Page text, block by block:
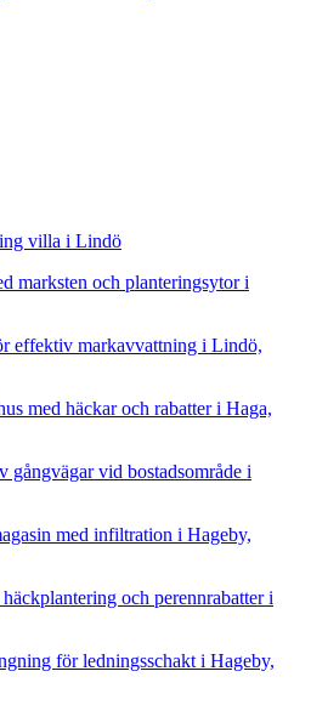
villa i Lindö
marksten och planteringsytor i
effektiv markavvattning i Lindö,
med häckar och rabatter i Haga,
gångvägar vid bostadsområde i
med infiltration i Hageby,
och perennrabatter i
för ledningsschakt i Hageby,